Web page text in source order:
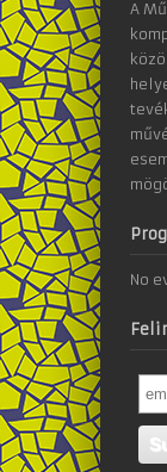
A
No